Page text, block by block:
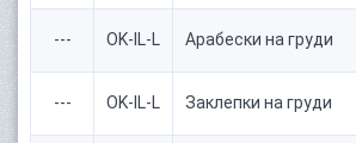
--- OK-IL-L Арабески на груди
--- OK-IL-L Заклепки на груди